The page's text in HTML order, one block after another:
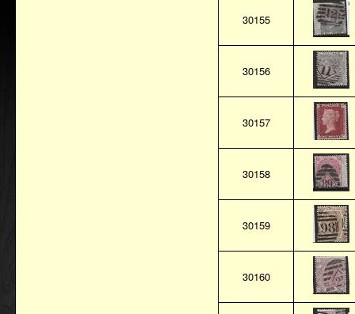
30155
30156
30157
30158
30159
30160